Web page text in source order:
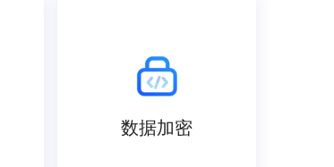
数据加密